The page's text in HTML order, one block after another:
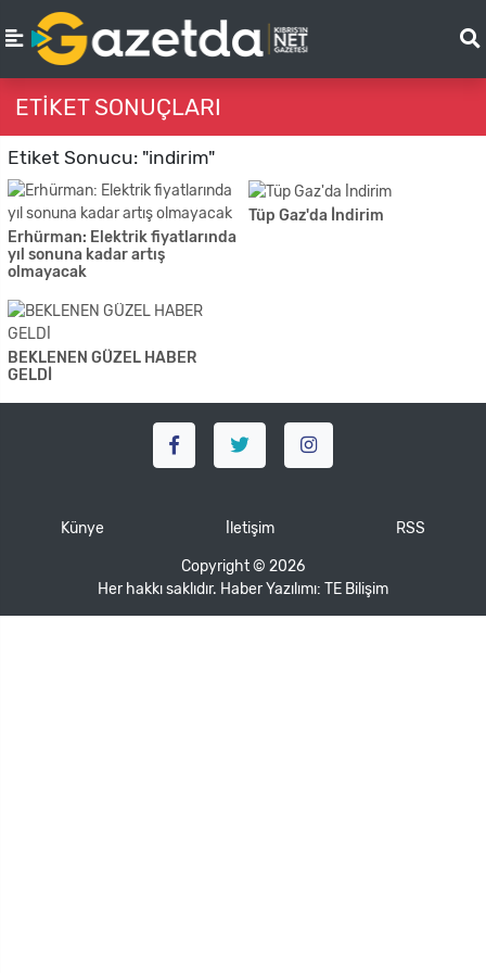
ETIKET SONUÇLARI
Etiket Sonucu: "indirim"
Erhürman: Elektrik fiyatlarında
yıl sonuna kadar artış
olmayacak
Tüp Gaz'da İndirim
BEKLENEN GÜZEL HABER
GELDİ
Künye İletişim RSS
Copyright © 2026
Her hakkı saklıdır. Haber Yazılımı: TE Bilişim